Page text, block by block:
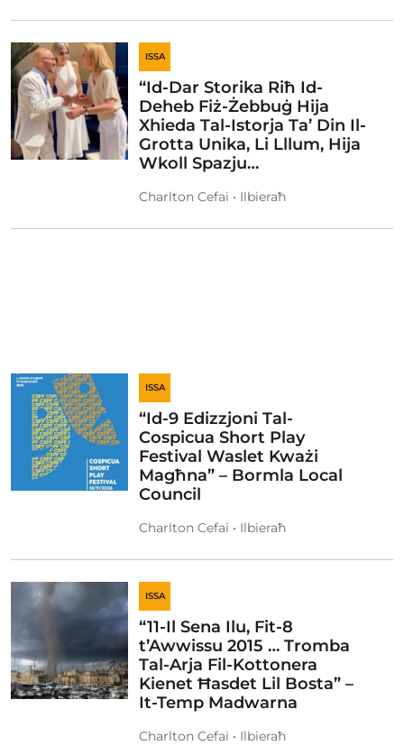
ISSA
“Id-Dar Storika Riħ Id-
Deheb Fiż-Żebbuġ Hija
Xhieda Tal-Istorja Ta’ Din Il-
Grotta Unika, Li Lllum, Hija
Wkoll Spazju…
Charlton Cefai • Ilbieraħ
ISSA
“Id-9 Edizzjoni Tal-
Cospicua Short Play
Festival Waslet Kważi
Magħna” – Bormla Local
Council
Charlton Cefai • Ilbieraħ
ISSA
“11-Il Sena Ilu, Fit-8
t’Awwissu 2015 … Tromba
Tal-Arja Fil-Kottonera
Kienet Ħasdet Lil Bosta” –
It-Temp Madwarna
Charlton Cefai • Ilbieraħ